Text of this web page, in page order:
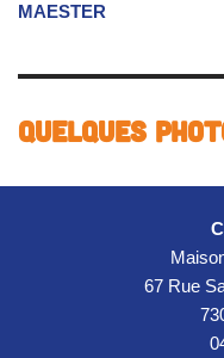
MAESTER
Quelques
67 Rue